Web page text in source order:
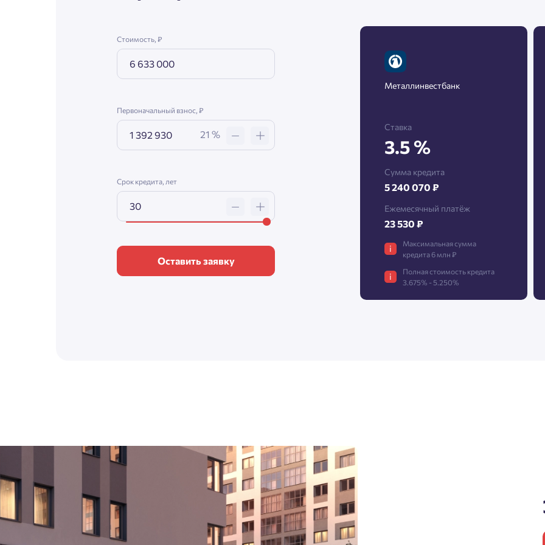
Стоимость, ₽
Первоначальный взнос, ₽
21 %
Срок кредита, лет
Оставить заявку
Металлинвестбанк
Ставка
3.5 %
Сумма кредита
5 240 070 ₽
Ежемесячный платёж
23 530 ₽
i
Максимальная сумма
кредита 6 млн ₽
i
Полная стоимость кредита
3.675% - 5.250%